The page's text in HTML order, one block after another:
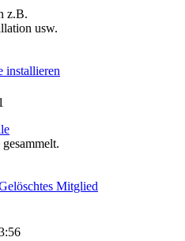
z.B.
usw.
installieren
Mitglied
Beitrag